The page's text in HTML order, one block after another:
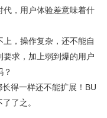
代，用户体验差意味着什
，操作复杂，还不能自
求，加上弱到爆的用户
？
得一样还不能扩展！BU
了之。